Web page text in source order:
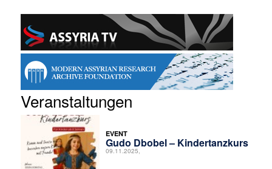
Veranstaltungen
EVENT
Gudo Dbobel – Kindertanzkurs
09.11.2025,